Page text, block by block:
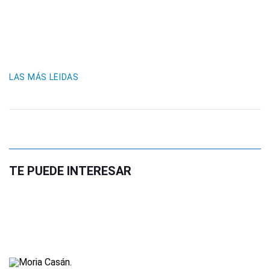
LAS MÁS LEIDAS
TE PUEDE INTERESAR